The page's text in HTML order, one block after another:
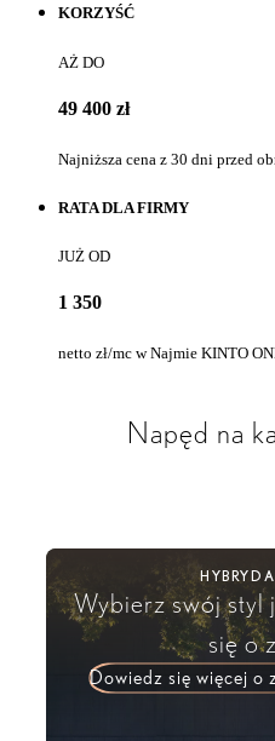
KORZYŚĆ
AŻ DO
49 400 zł
Najniższa cena z 30 dni przed
RATA DLA FIRMY
JUŻ OD
1 350
netto zł/mc w Najmie KINTO
Napęd na
Wybierz swój styl
się o
Dowiedz się więcej o